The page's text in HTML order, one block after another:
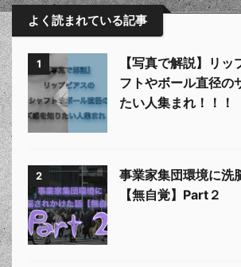
よく読まれている記事
1
【写真で解説】リッ
フトやボール直径の
たい人集まれ！！！
2
事業家集団環境に洗
【無自覚】Part２